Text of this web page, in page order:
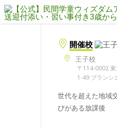
開催校
王子校
〒114-0002
1-49 ブランシ
世代を超えた地域
びがある放課後